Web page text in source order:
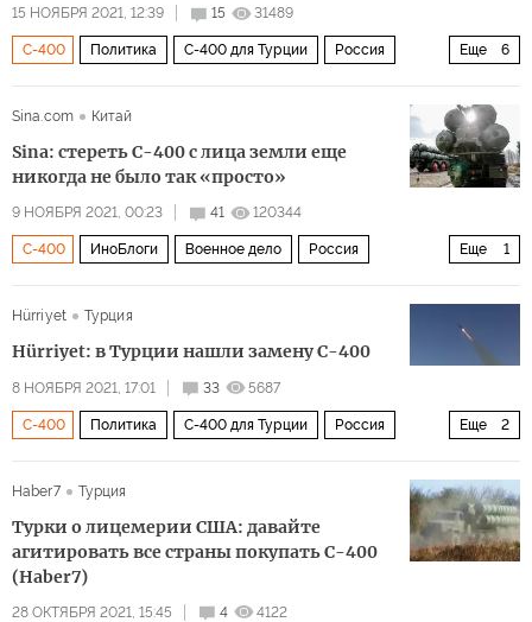
15 НОЯБРЯ 2021, 12:39 15 31489
Еще 6
С-400 Политика С-400 для Турции Россия
Sina.com
Китай
Sina: стереть С-400 с лица земли еще
никогда не было так «просто»
9 НОЯБРЯ 2021, 00:23 41 120344
Еще 1
С-400 ИноБлоги Военное дело Россия
Hürriyet
Турция
Hürriyet: в Турции нашли замену С-400
8 НОЯБРЯ 2021, 17:01 33 5687
Еще 2
С-400 Политика С-400 для Турции Россия
Haber7
Турция
Турки о лицемерии США: давайте
агитировать все страны покупать С-400
(Haber7)
28 ОКТЯБРЯ 2021, 15:45 4 4122